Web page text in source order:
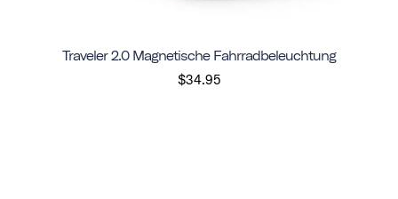
Traveler 2.0 Magnetische Fahrradbeleuchtung
$34.95